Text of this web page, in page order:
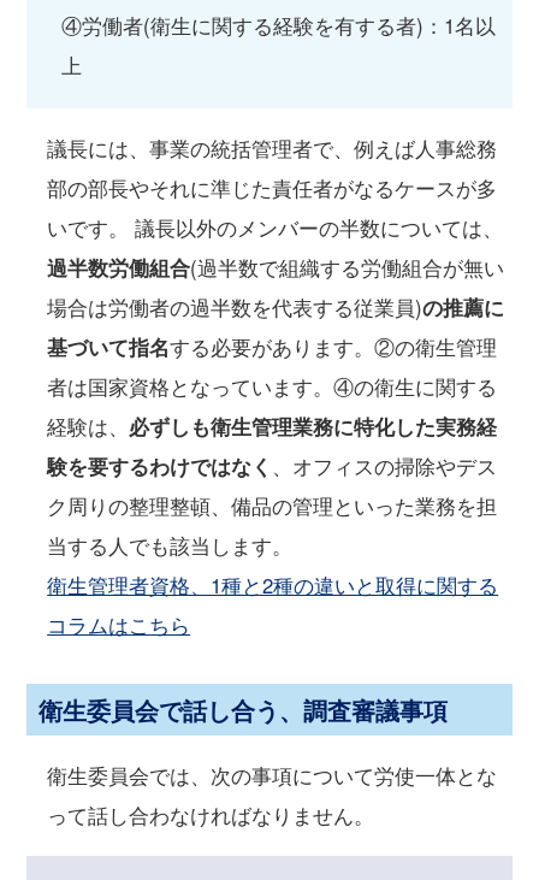
④労働者(衛生に関する経験を有する者)：1名以
上
議長には、事業の統括管理者で、例えば人事総務
部の部長やそれに準じた責任者がなるケースが多
いです。 議長以外のメンバーの半数については、
過半数労働組合(過半数で組織する労働組合が無い
場合は労働者の過半数を代表する従業員)の推薦に
基づいて指名する必要があります。②の衛生管理
者は国家資格となっています。④の衛生に関する
経験は、 必ずしも衛生管理業務に特化した実務経
験を要するわけではなく 、オフィスの掃除やデス
ク周りの整理整頓、備品の管理といった業務を担
当する人でも該当します。
衛生管理者資格、1種と2種の違いと取得に関する
コラムはこちら
衛生委員会で話し合う、調査審議事項
衛生委員会では、次の事項について労使一体とな
って話し合わなければなりません。